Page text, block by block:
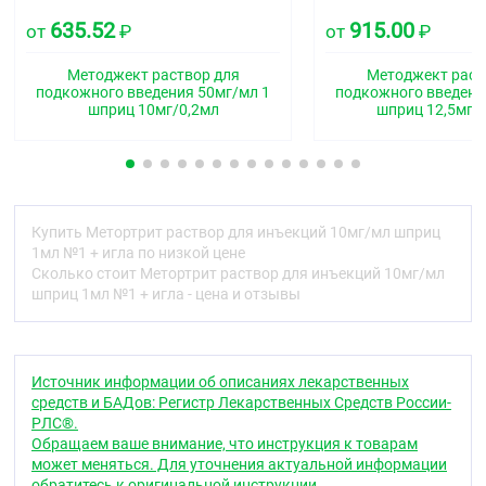
иммуносупрессивным действием.
в восстановлении дигидрофолиевой кислоты в
тетрагидрофолиевую кислоту — переносчик
углеродных фрагментов, необходимых для синтеза
клеток: опухолевая ткань, костный мозг, клетки
эпителия слизистых оболочек, эмбриональные
клетки.
Механизм действия при ревматоидном артрите
противовоспалительным действием препарата и
обусловлен индукцией апоптоза
быстропролифелирующих клеток (активированных
Т-лимфоцитов, фибробластов, синовиоцитов),
ингибированием синтеза противовоспалительных
цитокинов IL-1 (Интерлейкин 1), ФНО-α (Фактор
некроза опухоли альфа)), усилением синтеза
от 635.52₽
Методжект раствор для
подкожного введения 50мг/мл 1
шприц 10мг/0,2мл
от 915.00 ₽
Методжект
подкожного
шприц 12,5мг/
Купить Метортрит раствор для инъекций 10мг/мл шприц
1мл №1 + игла по низкой цене
Сколько стоит Метортрит раствор для инъекций 10мг/мл
шприц 1мл №1 + игла - цена и отзывы
Источник информации об описаниях лекарственных
средств и БАДов: Регистр Лекарственных Средств России-
РЛС®.
Обращаем ваше внимание, что инструкция к товарам
может меняться. Для уточнения актуальной информации